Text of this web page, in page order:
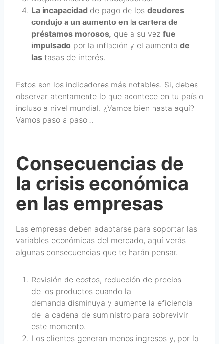
La incapacidad de pago de los deudores
condujo a un aumento en la cartera de
préstamos morosos, que a su vez fue
impulsado por la inflación y el aumento de
las tasas de interés.
Estos son los indicadores más notables. Si, debes
observar atentamente lo que acontece en tu país o
incluso a nivel mundial. ¿Vamos bien hasta aquí?
Vamos paso a paso…
Consecuencias de
la crisis económica
en las empresas
Las empresas deben adaptarse para soportar las
variables económicas del mercado, aquí verás
algunas consecuencias que te harán pensar.
Revisión de costos, reducción de precios
de los productos cuando la
demanda disminuya y aumente la eficiencia
de la cadena de suministro para sobrevivir
este momento.
Los clientes generan menos ingresos y, por lo